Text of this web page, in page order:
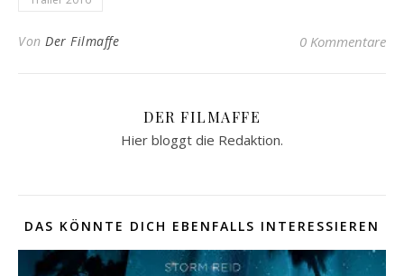
Von Der Filmaffe 0 Kommentare
DER FILMAFFE
Hier bloggt die Redaktion.
DAS KÖNNTE DICH EBENFALLS INTERESSIEREN